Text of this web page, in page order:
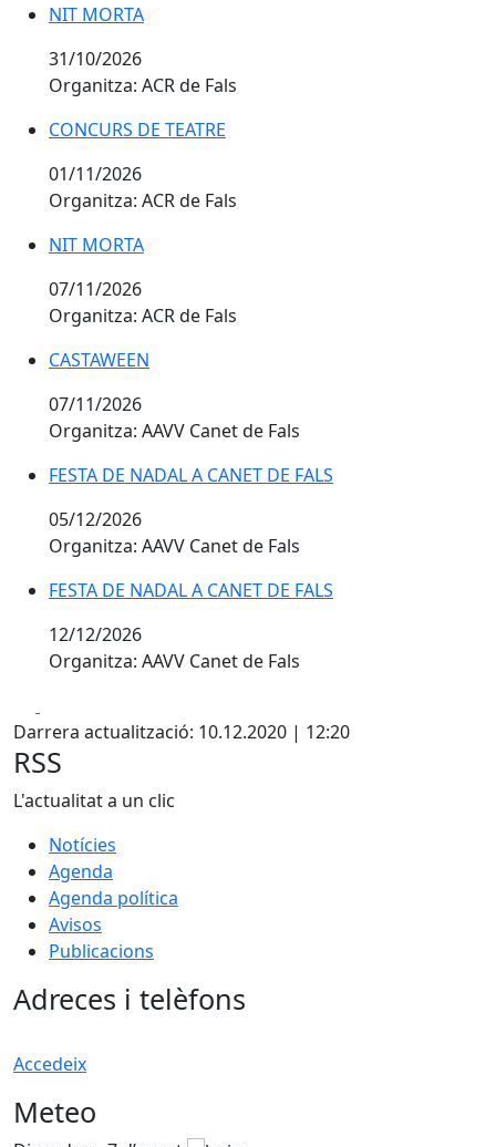
NIT MORTA
31/10/2026
Organitza: ACR de Fals
CONCURS DE TEATRE
01/11/2026
Organitza: ACR de Fals
NIT MORTA
07/11/2026
Organitza: ACR de Fals
CASTAWEEN
07/11/2026
Organitza: AAVV Canet de Fals
FESTA DE NADAL A CANET DE FALS
05/12/2026
Organitza: AAVV Canet de Fals
FESTA DE NADAL A CANET DE FALS
12/12/2026
Organitza: AAVV Canet de Fals
Darrera actualització: 10.12.2020 | 12:20
RSS
L'actualitat a un clic
Notícies
Agenda
Agenda política
Avisos
Publicacions
Adreces i telèfons
Accedeix
Meteo